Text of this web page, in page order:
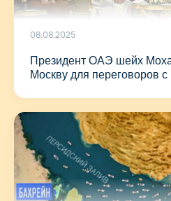
08.08.2025
Президент ОАЭ шейх
Москву для переговоров